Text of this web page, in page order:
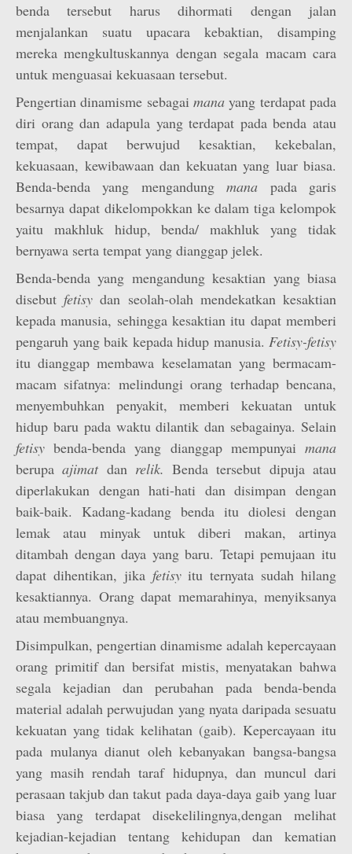
benda tersebut harus dihormati dengan jalan
menjalankan suatu upacara kebaktian, disamping
mereka mengkultuskannya dengan segala macam cara
untuk menguasai kekuasaan tersebut.
Pengertian dinamisme sebagai mana yang terdapat pada
diri orang dan adapula yang terdapat pada benda atau
tempat, dapat berwujud kesaktian, kekebalan,
kekuasaan, kewibawaan dan kekuatan yang luar biasa.
Benda-benda yang mengandungmana pada garis
besarnya dapat dikelompokkan ke dalam tiga kelompok
yaitu makhluk hidup, benda/ makhluk yang tidak
bernyawa serta tempat yang dianggap jelek.
Benda-benda yang mengandung kesaktian yang biasa
disebutfetisydan seolah-olah mendekatkan kesaktian
kepada manusia, sehingga kesaktian itu dapat memberi
pengaruh yang baik kepada hidup manusia. Fetisy-fetisy
itu dianggap membawa keselamatan yang bermacam-
macam sifatnya: melindungi orang terhadap bencana,
menyembuhkan penyakit, memberi kekuatan untuk
hidup baru pada waktu dilantik dan sebagainya. Selain
fetisybenda-benda yang dianggap mempunyaimana
berupaajimatdan relik. Benda tersebut dipuja atau
diperlakukan dengan hati-hati dan disimpan dengan
baik-baik. Kadang-kadang benda itu diolesi dengan
lemak atau minyak untuk diberi makan, artinya
ditambah dengan daya yang baru. Tetapi pemujaan itu
dapat dihentikan, jika fetisyitu ternyata sudah hilang
kesaktiannya. Orang dapat memarahinya, menyiksanya
atau membuangnya.
Disimpulkan, pengertian dinamisme adalah kepercayaan
orang primitif dan bersifat mistis, menyatakan bahwa
segala kejadian dan perubahan pada benda-benda
material adalah perwujudan yang nyata daripada sesuatu
kekuatan yang tidak kelihatan (gaib). Kepercayaan itu
pada mulanya dianut oleh kebanyakan bangsa-bangsa
yang masih rendah taraf hidupnya, dan muncul dari
perasaan takjub dan takut pada daya-daya gaib yang luar
biasa yang terdapat disekelilingnya,dengan melihat
kejadian-kejadian tentang kehidupan dan kematian